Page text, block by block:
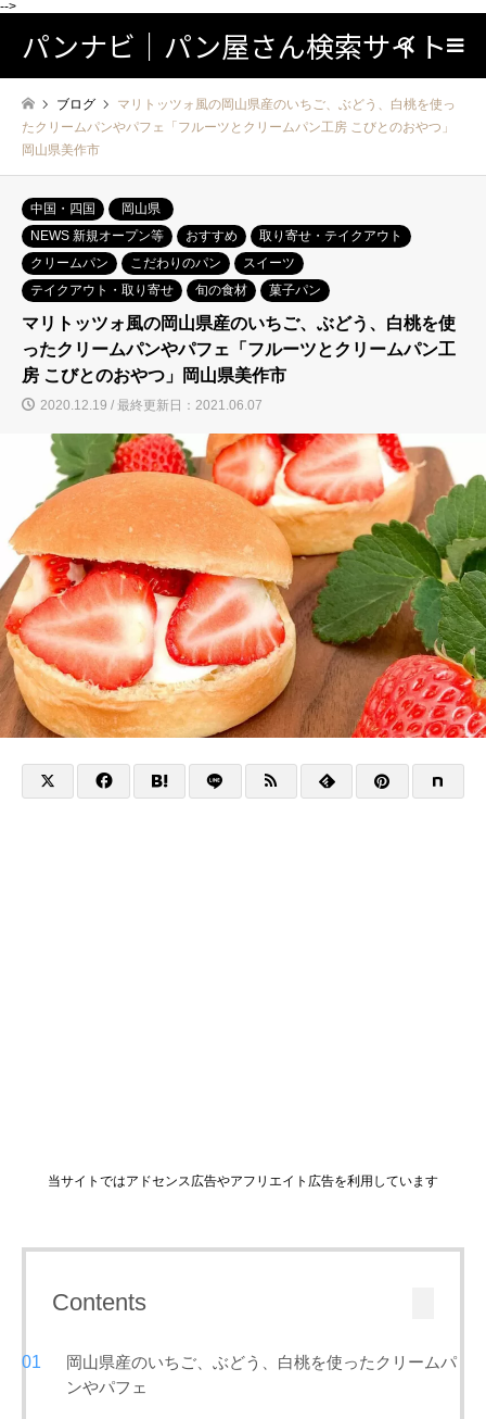
-->
パンナビ｜パン屋さん検索サイト検索
ブログ
マリトッツォ風の岡山県産のいちご、ぶどう、白桃を使っ
たクリームパンやパフェ「フルーツとクリームパン工房 こびとのおやつ」
岡山県美作市
中国・四国
岡山県
NEWS 新規オープン等
おすすめ
取り寄せ・テイクアウト
クリームパン
こだわりのパン
スイーツ
テイクアウト・取り寄せ
旬の食材 菓子パン
マリトッツォ風の岡山県産のいちご、ぶどう、白桃を使
ったクリームパンやパフェ「フルーツとクリームパン工
房 こびとのおやつ」岡山県美作市
2020.12.19 / 最終更新日：2021.06.07
当サイトではアドセンス広告やアフリエイト広告を利用しています
Contents
岡山県産のいちご、ぶどう、白桃を使ったクリームパ
ンやパフェ